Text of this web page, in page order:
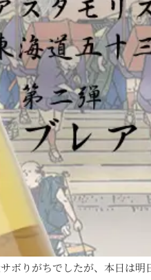
りがちでしたが、本日は